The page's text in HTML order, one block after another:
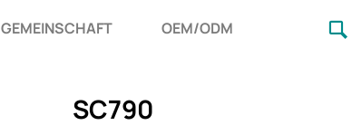
GEMEINSCHAFT OEM/ODM
SC790